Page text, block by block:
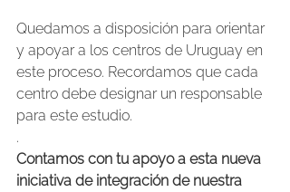
Quedamos a disposición para orientar
y apoyar a los centros de Uruguay en
este proceso. Recordamos que cada
centro debe designar un responsable
para este estudio.
.
Contamos con tu apoyo a esta nueva
iniciativa de integración de nuestra